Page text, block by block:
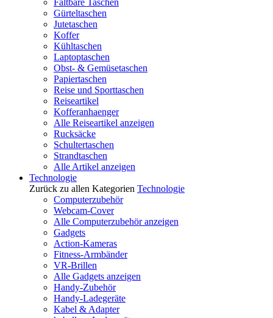
Faltbare Taschen
Gürteltaschen
Jutetaschen
Koffer
Kühltaschen
Laptoptaschen
Obst- & Gemüsetaschen
Papiertaschen
Reise und Sporttaschen
Reiseartikel
Kofferanhaenger
Alle Reiseartikel anzeigen
Rucksäcke
Schultertaschen
Strandtaschen
Alle Artikel anzeigen
Technologie
Zurück zu allen Kategorien Technologie
Computerzubehör
Webcam-Cover
Alle Computerzubehör anzeigen
Gadgets
Action-Kameras
Fitness-Armbänder
VR-Brillen
Alle Gadgets anzeigen
Handy-Zubehör
Handy-Ladegeräte
Kabel & Adapter